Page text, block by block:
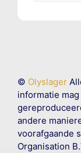
© Olyslager
informatie
andere
voorafgaande
Organisation